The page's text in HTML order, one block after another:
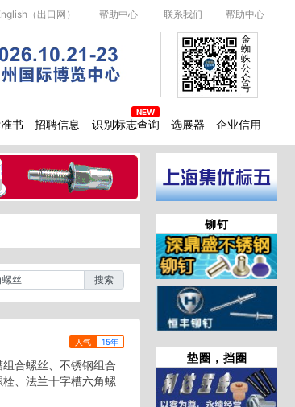
（出口网） 帮助中心 联系我们 帮助中心
书 招聘信息 识别标志查询 选展器 企业信用
金
蜘
蛛
公
众
号
铆钉
垫圈，挡圈
搜索
人气 15年
合螺丝、不锈钢组合
、法兰十字槽六角螺